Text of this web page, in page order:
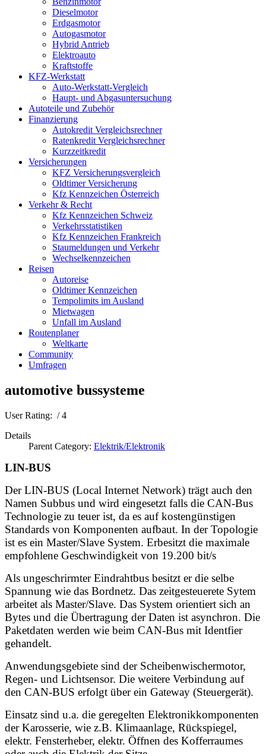
Dieselmotor
Erdgasmotor
Autogasmotor
Hybrid Antrieb
Elektroauto
Kraftstoffe
KFZ-Werkstatt
Auto-Werkstatt-Vergleich
Haupt- und Abgasuntersuchung
Autoteile und Zubehör
Finanzierung
Autokredit Vergleichsrechner
Ratenkredit Vergleichsrechner
Kurzzeitkredit
Versicherungen
KFZ Versicherungsvergleich
Oldtimer Versicherung
Kfz Kennzeichen Österreich
Verkehr & Recht
Kfz Kennzeichen Schweiz
Verkehrsstatistiken
Kfz Kennzeichen Frankreich
Staumeldungen und Verkehr
Wechselkennzeichen
Reisen
Autoreise
Oldtimer Kennzeichen
Tempolimits im Ausland
Mietwagen
Unfall im Ausland
Routenplaner
Weltkarte
Community
Umfragen
automotive bussysteme
User Rating: / 4
Details
Parent Category: Elektrik/Elektronik
LIN-BUS
Der LIN-BUS (Local Internet Network) trägt auch den
Namen Subbus und wird eingesetzt falls die CAN-Bus
Technologie zu teuer ist, da es auf kostengünstigen
Standards von Komponenten aufbaut. In der Topologie
ist es ein Master/Slave System. Erbesitzt die maximale
empfohlene Geschwindigkeit von 19.200 bit/s
Als ungeschrirmter Eindrahtbus besitzt er die selbe
Spannung wie das Bordnetz. Das zeitgesteuerete Sytem
arbeitet als Master/Slave. Das System orientiert sich an
Bytes und die Übertragung der Daten ist asynchron. Die
Paketdaten werden wie beim CAN-Bus mit Identfier
gehandelt.
Anwendungsgebiete sind der Scheibenwischermotor,
Regen- und Lichtsensor. Die weitere Verbindung auf
den CAN-BUS erfolgt über ein Gateway (Steuergerät).
Einsatz sind u.a. die geregelten Elektronikkomponenten
der Karosserie, wie z.B. Klimaanlage, Rückspiegel,
elektr. Fensterheber, elektr. Öffnen des Kofferraumes